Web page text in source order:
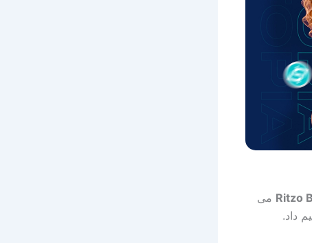
Ritzo می
داد.